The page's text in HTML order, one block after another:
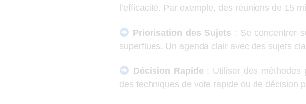
l’efficacité. Par exemple, des réunions de 15
Priorisation des Sujets : Se concentrer
superflues. Un agenda clair avec des sujets
Décision Rapide : Utiliser des méthodes
des techniques de vote rapide ou de décision